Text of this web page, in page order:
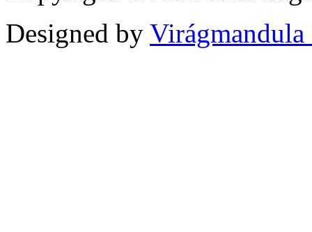
Designed by